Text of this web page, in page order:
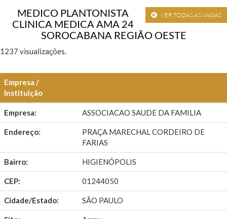
VER TODAS AS VAGAS
MEDICO PLANTONISTA
CLINICA MEDICA AMA 24
SOROCABANA REGIÃO OESTE
1237 visualizações.
Empresa /
Instituição
Empresa: ASSOCIACAO SAUDE DA FAMILIA
Endereço:
PRAÇA MARECHAL CORDEIRO DE
FARIAS
Bairro: HIGIENÓPOLIS
CEP: 01244050
Cidade/Estado: SÃO PAULO